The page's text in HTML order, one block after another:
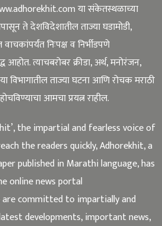
या संकेतस्थळाच्या
ते देशविदेशातील ताज्या घडामोडी,
वाचकांपर्यंत निःपक्ष व निर्भीडपणे
त्याचबरोबर क्रीडा, अर्थ, मनोरंजन,
विभागातील ताज्या घटना आणि रोचक मराठी
आमचा प्रयत्न राहील.
the impartial and fearless voice of
the readers quickly, Adhorekhit, a
published in Marathi language, has
online news portal
are committed to impartially and
developments, important news,